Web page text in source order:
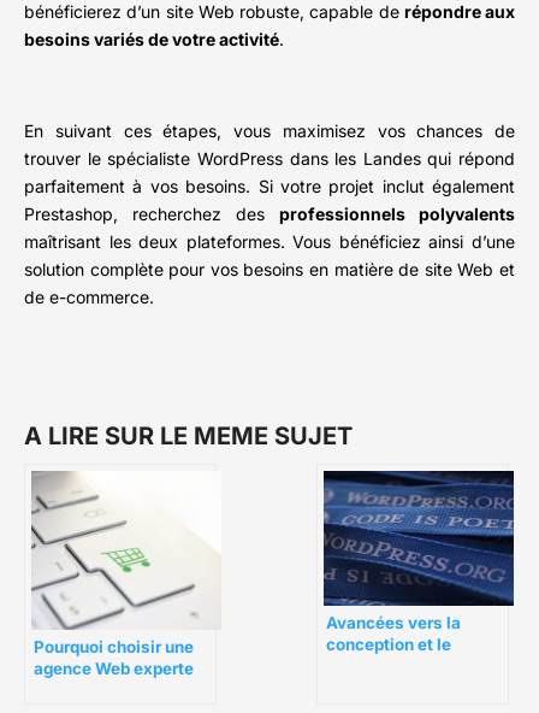
bénéficierez d’un site Web robuste, capable de répondre aux
besoins variés de votre activité.
En suivant ces étapes, vous maximisez vos chances de
trouver le spécialiste WordPress dans les Landes qui répond
parfaitement à vos besoins. Si votre projet inclut également
Prestashop, recherchez des professionnels polyvalents
maîtrisant les deux plateformes. Vous bénéficiez ainsi d’une
solution complète pour vos besoins en matière de site Web et
de e-commerce.
A LIRE SUR LE MEME SUJET
Pourquoi choisir une
agence Web experte
Avancées vers la
conception et le